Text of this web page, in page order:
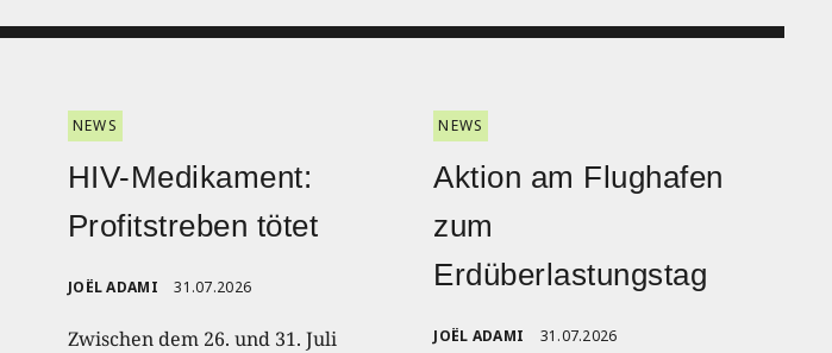
NEWS
HIV-Medikament:
Profitstreben tötet
JOËL ADAMI 31.07.2026
Zwischen dem 26. und 31. Juli
NEWS
Aktion am Flughafen
zum
Erdüberlastungstag
JOËL ADAMI 31.07.2026